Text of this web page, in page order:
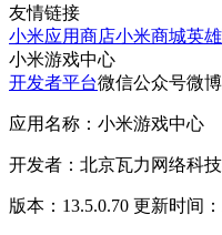
友情链接
小米应用商店小米商城英
小米游戏中心
开发者平台微信公众号微
应用名称：小米游戏中心
开发者：北京瓦力网络科
版本：13.5.0.70 更新时间